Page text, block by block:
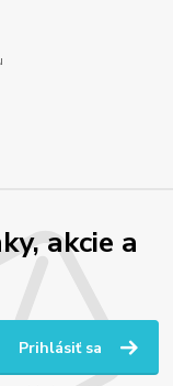
akcie a
Prihlásiť sa